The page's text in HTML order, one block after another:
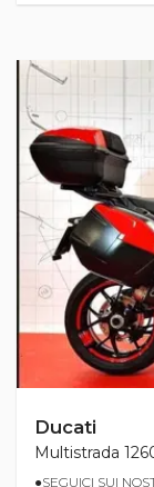
Ducati
Multistrada
●SEGUICI SUI